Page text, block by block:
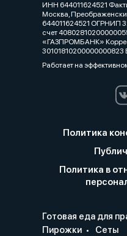
ИНН 644011624521
Москва,
644011624521 ОГРНИП
счет
«ГАЗПРОМБАНК»
Работает на
Политика
Политика в
Готовая еда для
Пирожки
Сеты